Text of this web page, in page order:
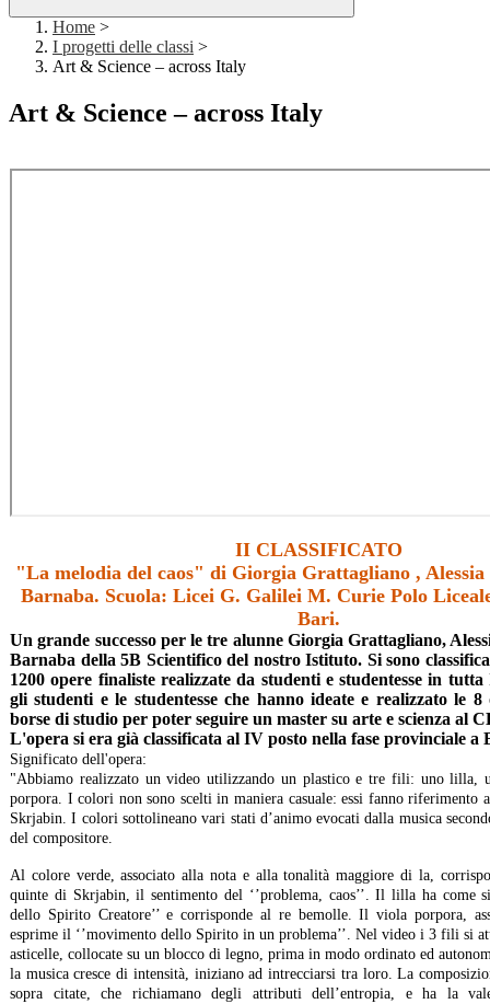
Home >
I progetti delle classi >
Art & Science – across Italy
Art & Science – across Italy
II CLASSIFICATO
"La melodia del caos" di Giorgia Grattagliano ,
Barnaba. Scuola: Licei G. Galilei M. Curie Polo
Bari.
Un grande successo per le tre alunne Giorgia Grattagliano,
Barnaba della 5B Scientifico del nostro Istituto. Si sono
1200 opere finaliste realizzate da studenti e studentesse in
gli studenti e le studentesse che hanno ideate e realizzato le
borse di studio per poter seguire un master su arte e scienza al
L'opera si era già classificata al IV posto nella fase provinciale a
Significato dell'opera:
"Abbiamo realizzato un video utilizzando un plastico e tre fili: uno lilla,
porpora. I colori non sono scelti in maniera casuale: essi fanno riferimento
Skrjabin. I colori sottolineano vari stati d’animo evocati dalla musica
del compositore.
Al colore verde, associato alla nota e alla tonalità maggiore di la,
quinte di Skrjabin, il sentimento del ‘’problema, caos’’. Il lilla ha come
dello Spirito Creatore’’ e corrisponde al re bemolle. Il viola porpora,
esprime il ‘’movimento dello Spirito in un problema’’. Nel video i 3 fili si
asticelle, collocate su un blocco di legno, prima in modo ordinato ed
la musica cresce di intensità, iniziano ad intrecciarsi tra loro. La
sopra citate, che richiamano degli attributi dell’entropia, e ha la